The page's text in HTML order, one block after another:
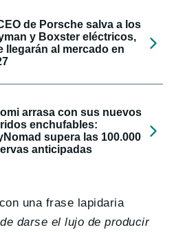
de Porsche salva a los
y Boxster eléctricos,
llegarán al mercado en
arrasa con sus nuevos
enchufables:
supera las 100.000
anticipadas
una frase lapidaria
darse el lujo de producir